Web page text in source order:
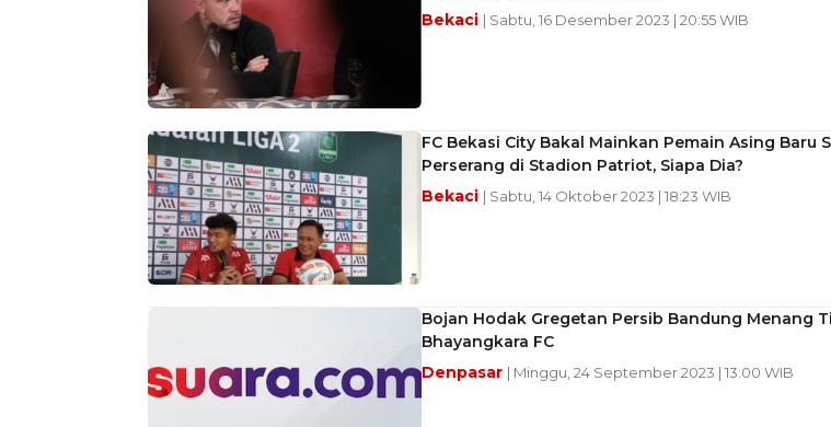
Bekaci | Sabtu, 16 Desember 2023 | 20:55 WIB
FC Bekasi City Bakal Mainkan Pemain Asing Baru
Perserang di Stadion Patriot, Siapa Dia?
Bekaci | Sabtu, 14 Oktober 2023 | 18:23 WIB
Bojan Hodak Gregetan Persib Bandung Menang
Bhayangkara FC
Denpasar | Minggu, 24 September 2023 | 13:00 WIB